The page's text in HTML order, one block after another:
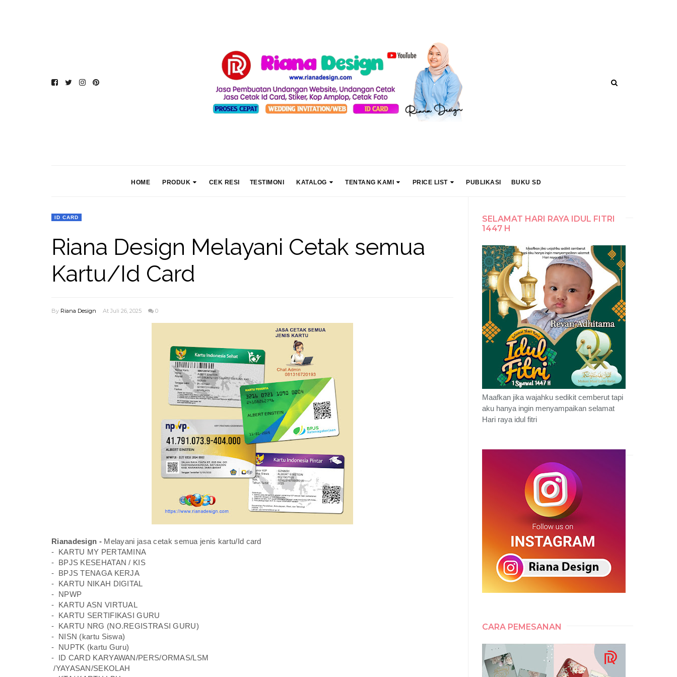
HOME PRODUK CEK RESI TESTIMONI KATALOG TENTANG KAMI PRICE LIST PUBLIKASI BUKU SD
ID CARD
Riana Design Melayani Cetak semua
Kartu/Id Card
By Riana Design At Juli 26, 2025 0
Rianadesign - Melayani jasa cetak semua jenis kartu/Id card
- KARTU MY PERTAMINA
- BPJS KESEHATAN / KIS
- BPJS TENAGA KERJA
- KARTU NIKAH DIGITAL
- NPWP
- KARTU ASN VIRTUAL
- KARTU SERTIFIKASI GURU
- KARTU NRG (NO.REGISTRASI GURU)
- NISN (kartu Siswa)
- NUPTK (kartu Guru)
- ID CARD KARYAWAN/PERS/ORMAS/LSM
/YAYASAN/SEKOLAH
SELAMAT HARI RAYA IDUL FITRI
1447 H
Maafkan jika wajahku sedikit cemberut tapi
aku hanya ingin menyampaikan selamat
Hari raya idul fitri
CARA PEMESANAN